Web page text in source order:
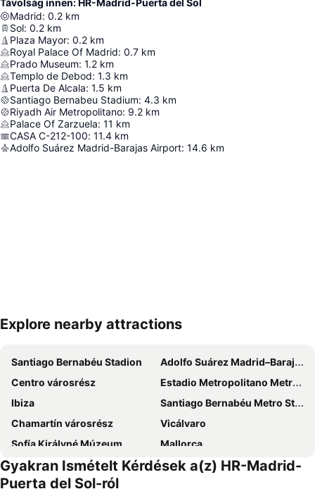
Távolság innen: HR-Madrid-Puerta del Sol
Madrid: 0.2 km
Sol: 0.2 km
Plaza Mayor: 0.2 km
Royal Palace Of Madrid: 0.7 km
Prado Museum: 1.2 km
Templo de Debod: 1.3 km
Puerta De Alcala: 1.5 km
Santiago Bernabeu Stadium: 4.3 km
Riyadh Air Metropolitano: 9.2 km
Palace Of Zarzuela: 11 km
CASA C-212-100: 11.4 km
Adolfo Suárez Madrid-Barajas Airport: 14.6 km
Nagy méretű térkép
Explore nearby attractions
Santiago Bernabéu Stadion
Adolfo Suárez Madrid–Barajas Airport
Centro városrész
Estadio Metropolitano Metro Station
Ibiza
Santiago Bernabéu Metro Station
Chamartín városrész
Vicálvaro
Sofía Királyné Múzeum
Mallorca
Barajas városrész
Puerta de Toledo
Villaverde
Gyakran Ismételt Kérdések a(z) HR-Madrid-
Puerta del Sol-ról